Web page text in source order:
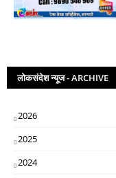
लोकसंदेश न्यूज - ARCHIVE
2026
2025
2024